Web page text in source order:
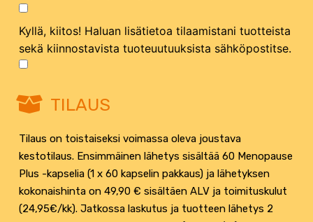
Kyllä, kiitos! Haluan lisätietoa tilaamistani tuotteista
sekä kiinnostavista tuoteuutuuksista sähköpostitse.
TILAUS
Tilaus on toistaiseksi voimassa oleva joustava
kestotilaus. Ensimmäinen lähetys sisältää 60 Menopause
Plus -kapselia (1 x 60 kapselin pakkaus) ja lähetyksen
kokonaishinta on 49,90 € sisältäen ALV ja toimituskulut
(24,95€/kk). Jatkossa laskutus ja tuotteen lähetys 2